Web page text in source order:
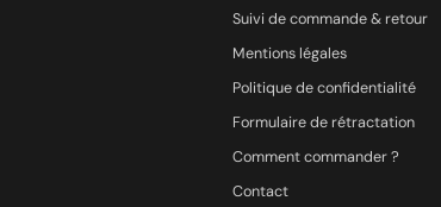
Suivi de commande & retour
Mentions légales
Politique de confidentialité
Formulaire de rétractation
Comment commander ?
Contact